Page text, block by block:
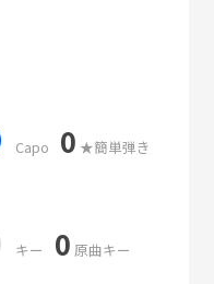
Capo 0 ★簡単弾き
キー 0 原曲キー